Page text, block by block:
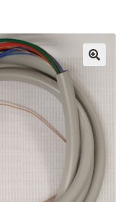
öffnen
öffnen